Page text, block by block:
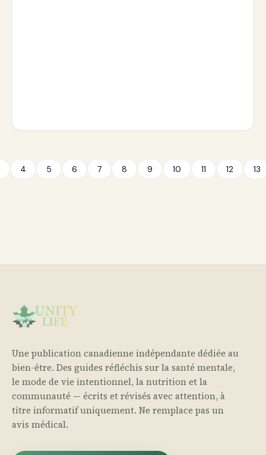
4 5 6 7 8 9 10 11 12 13
Une publication canadienne indépendante dédiée au
bien-être. Des guides réfléchis sur la santé mentale,
le mode de vie intentionnel, la nutrition et la
communauté — écrits et révisés avec attention, à
titre informatif uniquement. Ne remplace pas un
avis médical.